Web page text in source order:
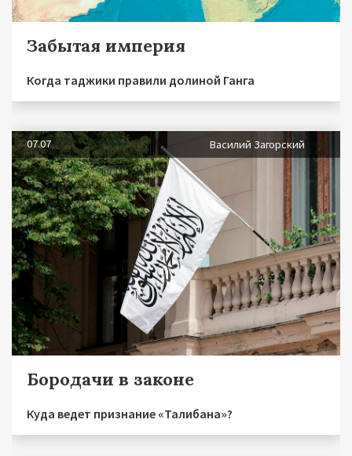
Забытая империя
Когда таджики правили долиной Ганга
07.07 Василий Загорский
Бородачи в законе
Куда ведет признание «Талибана»?